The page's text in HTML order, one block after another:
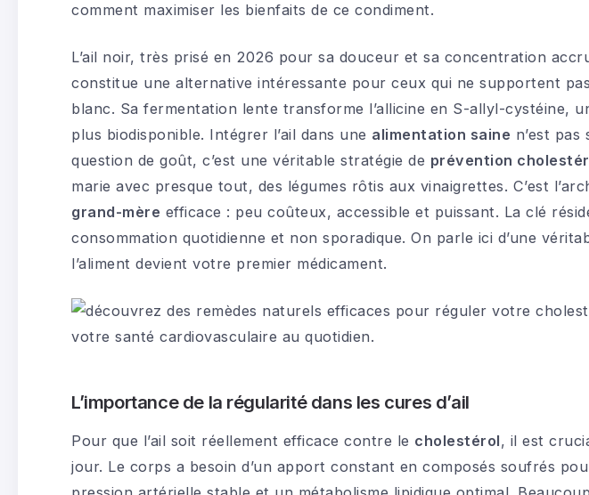
comment maximiser les bienfaits de ce condiment.
L’ail noir, très prisé en 2026 pour sa douceur et sa concentration
constitue une alternative intéressante pour ceux qui ne supportent
blanc. Sa fermentation lente transforme l’allicine en S-allyl-cystéine,
plus biodisponible. Intégrer l’ail dans une alimentation saine n’est pas
question de goût, c’est une véritable stratégie de prévention
marie avec presque tout, des légumes rôtis aux vinaigrettes. C’est
grand-mère efficace : peu coûteux, accessible et puissant. La clé
consommation quotidienne et non sporadique. On parle ici d’une
l’aliment devient votre premier médicament.
L’importance de la régularité dans les cures d’ail
Pour que l’ail soit réellement efficace contre le cholestérol, il est
jour. Le corps a besoin d’un apport constant en composés soufrés